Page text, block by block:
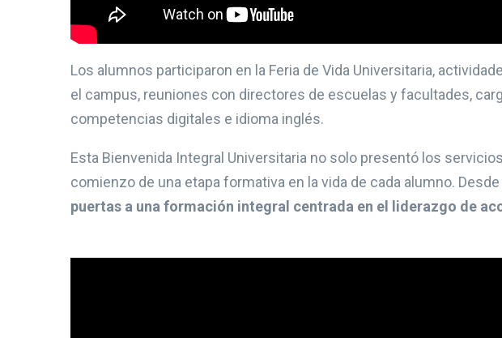
Los alumnos participaron en la Feria de Vida Universitaria,
el campus, reuniones con directores de escuelas y facultades,
competencias digitales e idioma inglés.
Esta Bienvenida Integral Universitaria no solo presentó los
comienzo de una etapa formativa en la vida de cada alumno.
puertas a una formación integral centrada en el liderazgo de